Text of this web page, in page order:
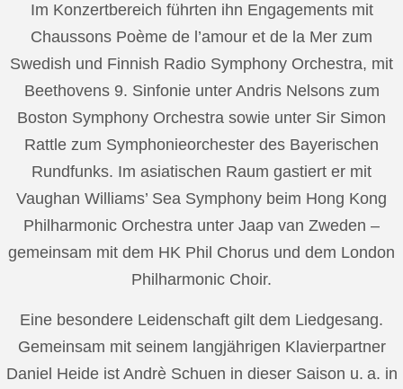
Im Konzertbereich führten ihn Engagements mit
Chaussons Poème de l’amour et de la Mer zum
Swedish und Finnish Radio Symphony Orchestra, mit
Beethovens 9. Sinfonie unter Andris Nelsons zum
Boston Symphony Orchestra sowie unter Sir Simon
Rattle zum Symphonieorchester des Bayerischen
Rundfunks. Im asiatischen Raum gastiert er mit
Vaughan Williams’ Sea Symphony beim Hong Kong
Philharmonic Orchestra unter Jaap van Zweden –
gemeinsam mit dem HK Phil Chorus und dem London
Philharmonic Choir.
Eine besondere Leidenschaft gilt dem Liedgesang.
Gemeinsam mit seinem langjährigen Klavierpartner
Daniel Heide ist Andrè Schuen in dieser Saison u. a. in